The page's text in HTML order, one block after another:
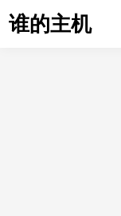
to谁的主机